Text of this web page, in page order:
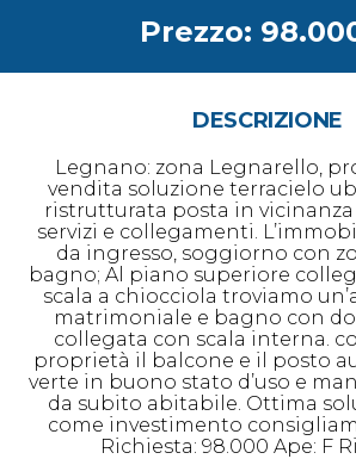
Prezzo:
DESCRIZIONE
Legnano: zona Legnarello,
vendita soluzione terracielo
ristrutturata posta in
servizi e collegamenti.
da ingresso, soggiorno con
bagno; Al piano superiore
scala a chiocciola troviamo
matrimoniale e bagno con
collegata con scala interna.
proprietà il balcone e il posto
verte in buono stato d’uso e
da subito abitabile. Ottima
come investimento
Richiesta: 98.000 Ape: F